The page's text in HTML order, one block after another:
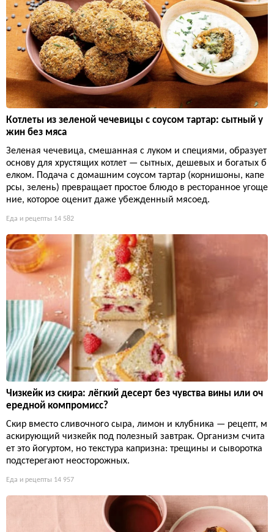
Котлеты из зеленой чечевицы с соусом тартар: сытный у
жин без мяса
Зеленая чечевица, смешанная с луком и специями, образует
основу для хрустящих котлет — сытных, дешевых и богатых б
елком. Подача с домашним соусом тартар (корнишоны, капе
рсы, зелень) превращает простое блюдо в ресторанное угоще
ние, которое оценит даже убежденный мясоед.
Еда и рецепты 14 582
Чизкейк из скира: лёгкий десерт без чувства вины или оч
ередной компромисс?
Скир вместо сливочного сыра, лимон и клубника — рецепт, м
аскирующий чизкейк под полезный завтрак. Организм счита
ет это йогуртом, но текстура капризна: трещины и сыворотка
подстерегают неосторожных.
Еда и рецепты 14 957